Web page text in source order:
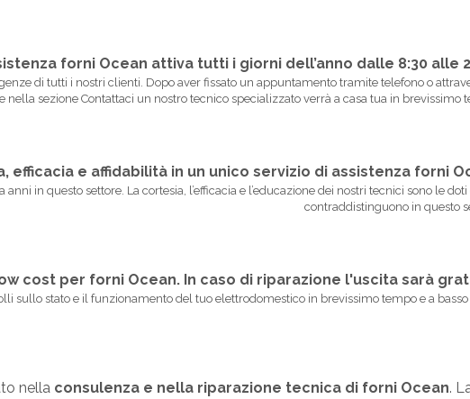
forni Ocean attiva tutti i giorni dell’anno dalle 8:30 alle
di tutti i nostri clienti. Dopo aver fissato un appuntamento tramite telefono o
sezione Contattaci un nostro tecnico specializzato verrà a casa tua in brevissimo
efficacia e affidabilità in un unico servizio di assistenza forni
in questo settore. La cortesia, l’efficacia e l’educazione dei nostri tecnici sono le doti
contraddistinguono in questo
cost per forni Ocean. In caso di riparazione l'uscita sarà
sullo stato e il funzionamento del tuo elettrodomestico in brevissimo tempo e a basso
nella consulenza e nella riparazione tecnica di forni Ocean.